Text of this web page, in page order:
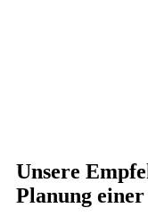
Unsere
Planung